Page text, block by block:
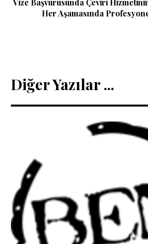
Vize Başvurusunda Çeviri
Her Aşamasında
Diğer Yazılar ...